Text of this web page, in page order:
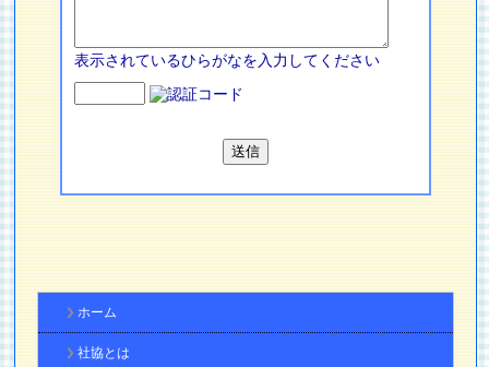
表示されているひらがなを入力してください
ホーム
社協とは